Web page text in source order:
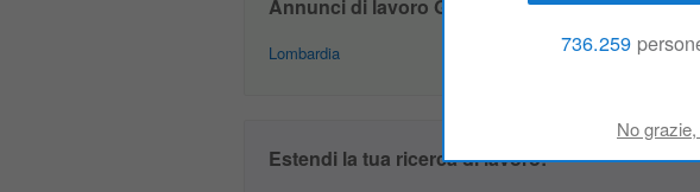
Annunci di lavoro GEA – Altre città:
Lombardia
Estendi la tua ricerca di lavoro:
736.259